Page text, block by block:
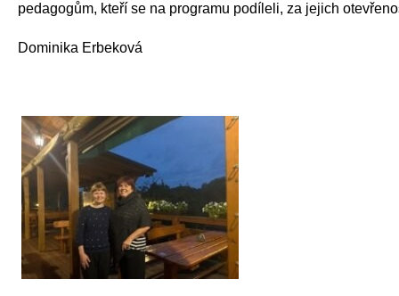
pedagogům, kteří se na programu podíleli, za jejich
Dominika Erbeková